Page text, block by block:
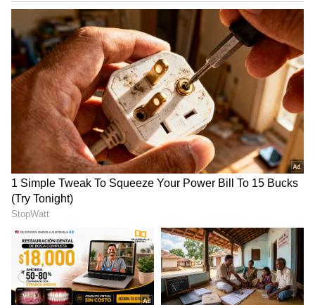
ನರೇಂದ್ರ ಮೋದಿ ವಿರುದ್ಧ ಟೀಕೆ ಮಾಡಿದ್ದು, ಇದರಿಂದ ಉಪ
ಚುನಾವಣೆಯ ಕಾವು ಏರಿದಂತಾಗಿದೆ.